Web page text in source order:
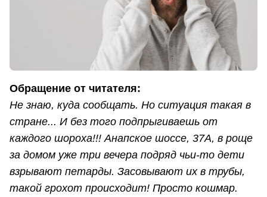
Обращение от читателя:
Не знаю, куда сообщать. Но ситуация такая в
стране... И без того подпрыгиваешь от
каждого шороха!!! Анапское шоссе, 37А, в роще
за домом уже три вечера подряд чьи-то дети
взрывают петарды. Засовывают их в трубы,
такой грохот происходит! Просто кошмар.